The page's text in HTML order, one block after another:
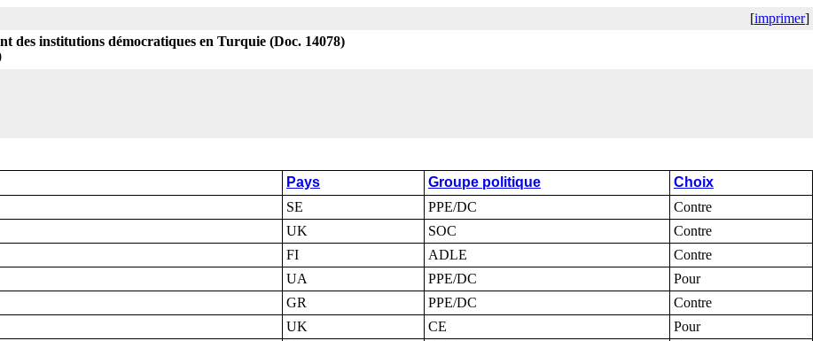
[imprimer]
des institutions démocratiques en Turquie (Doc. 14078)
Pays Groupe politique
Choix
SE PPE/DC
Contre
UK SOC
Contre
FI ADLE
Contre
UA PPE/DC
Pour
GR PPE/DC
Contre
UK CE
Pour